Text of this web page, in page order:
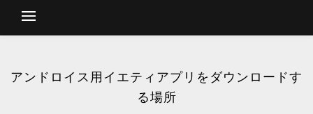
アンドロイス用イエティアプリをダウンロードす
る場所